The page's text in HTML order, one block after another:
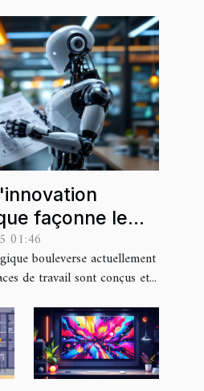
façonne le
de travail
01:46
bouleverse actuellement
de travail sont conçus et...